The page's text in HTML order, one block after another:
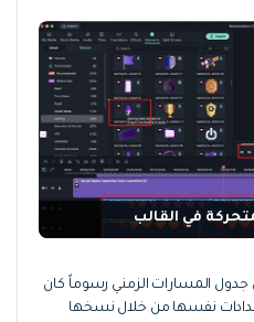
في القالب
المسارات الزمني رسوماً كان
نفسها من خلال نسخها